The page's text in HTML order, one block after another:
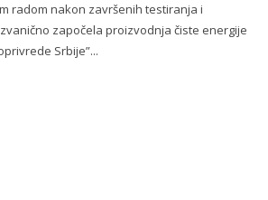
radom nakon završenih testiranja i
započela proizvodnja čiste energije
Srbije”...